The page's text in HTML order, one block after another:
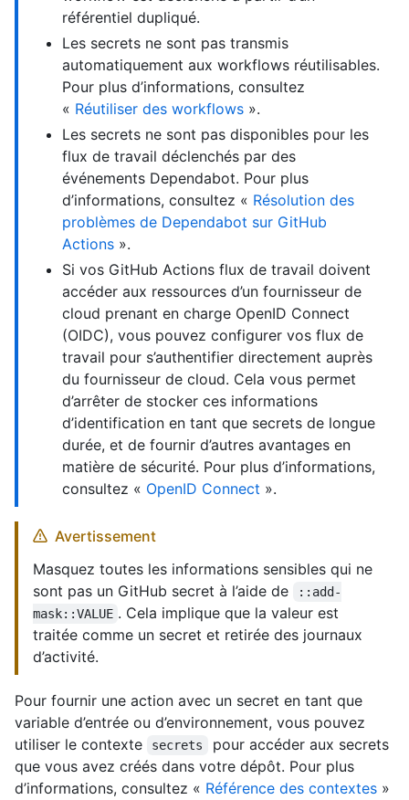
référentiel dupliqué.
Les secrets ne sont pas transmis
automatiquement aux workflows réutilisables.
Pour plus d’informations, consultez
« Réutiliser des workflows ».
Les secrets ne sont pas disponibles pour les
flux de travail déclenchés par des
événements Dependabot. Pour plus
d’informations, consultez « Résolution des
problèmes de Dependabot sur GitHub
Actions ».
Si vos GitHub Actions flux de travail doivent
accéder aux ressources d’un fournisseur de
cloud prenant en charge OpenID Connect
(OIDC), vous pouvez configurer vos flux de
travail pour s’authentifier directement auprès
du fournisseur de cloud. Cela vous permet
d’arrêter de stocker ces informations
d’identification en tant que secrets de longue
durée, et de fournir d’autres avantages en
matière de sécurité. Pour plus d’informations,
consultez « OpenID Connect ».
Avertissement
Masquez toutes les informations sensibles qui ne
sont pas un GitHub secret à l’aide de
::add-
mask::VALUE . Cela implique que la valeur est
traitée comme un secret et retirée des journaux
d’activité.
Pour fournir une action avec un secret en tant que
variable d’entrée ou d’environnement, vous pouvez
utiliser le contexte
secrets
pour accéder aux secrets
que vous avez créés dans votre dépôt. Pour plus
d’informations, consultez « Référence des contextes »